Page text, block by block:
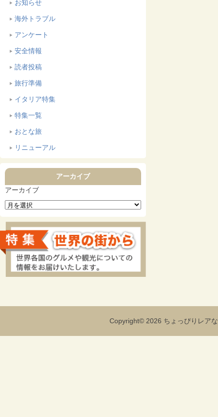
お知らせ
海外トラブル
アンケート
安全情報
読者投稿
旅行準備
イタリア特集
特集一覧
おとな旅
リニューアル
アーカイブ
アーカイブ
Copyright© 2026 ちょっぴりレ